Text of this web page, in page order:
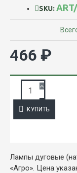
SKU:
466 ₽
КУПИТЬ
Лампы дуговые
«Агро». Цена